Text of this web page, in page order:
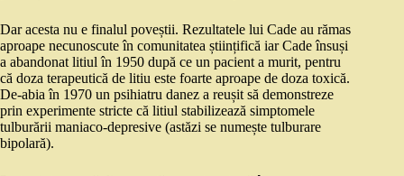
Dar acesta nu e finalul poveștii. Rezultatele lui Cade au rămas
aproape necunoscute în comunitatea științifică iar Cade însuși
a abandonat litiul în 1950 după ce un pacient a murit, pentru
că doza terapeutică de litiu este foarte aproape de doza toxică.
De-abia în 1970 un psihiatru danez a reușit să demonstreze
prin experimente stricte că litiul stabilizează simptomele
tulburării maniaco-depresive (astăzi se numește tulburare
bipolară).